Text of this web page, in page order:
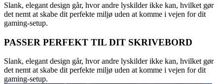
Slank, elegant design går, hvor andre lyskilder ikke kan, hvilket gør
det nemt at skabe dit perfekte miljø uden at komme i vejen for dit
gaming-setup.
PASSER PERFEKT TIL DIT SKRIVEBORD
Slank, elegant design går, hvor andre lyskilder ikke kan, hvilket gør
det nemt at skabe dit perfekte miljø uden at komme i vejen for dit
gaming-setup.